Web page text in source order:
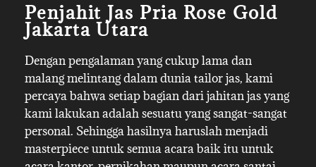
Penjahit Jas Pria Rose Gold
Jakarta Utara
Dengan pengalaman yang cukup lama dan
malang melintang dalam dunia tailor jas, kami
percaya bahwa setiap bagian dari jahitan jas yang
kami lakukan adalah sesuatu yang sangat-sangat
personal. Sehingga hasilnya haruslah menjadi
masterpiece untuk semua acara baik itu untuk